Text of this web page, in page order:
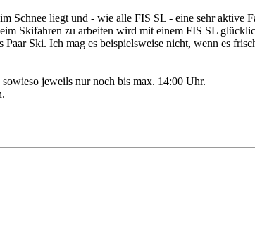
Schnee liegt und - wie alle FIS SL - eine sehr aktive
Skifahren zu arbeiten wird mit einem FIS SL
Ski. Ich mag es beispielsweise nicht, wenn es
jeweils nur noch bis max. 14:00 Uhr.